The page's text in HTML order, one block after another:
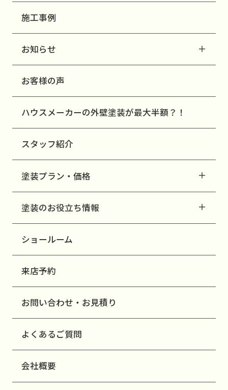
施工事例
お知らせ
お客様の声
ハウスメーカーの外壁塗装が最大半額？！
スタッフ紹介
塗装プラン・価格
塗装のお役立ち情報
ショールーム
来店予約
お問い合わせ・お見積り
よくあるご質問
会社概要